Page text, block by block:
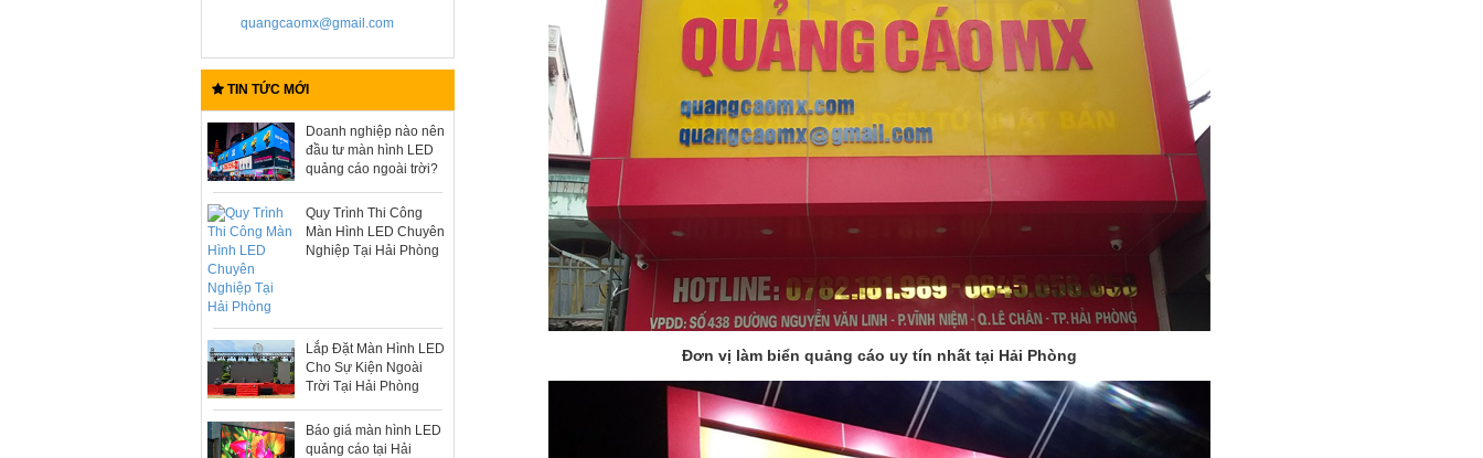
quangcaomx@gmail.com
TIN TỨC MỚI
Doanh nghiệp nào nên
đầu tư màn hình LED
quảng cáo ngoài trời?
Quy Trình Thi Công
Màn Hình LED Chuyên
Nghiệp Tại Hải Phòng
Lắp Đặt Màn Hình LED
Cho Sự Kiện Ngoài
Trời Tại Hải Phòng
Báo giá màn hình LED
quảng cáo tại Hải
Đơn vị làm biển quảng cáo uy tín nhất tại Hải Phòng